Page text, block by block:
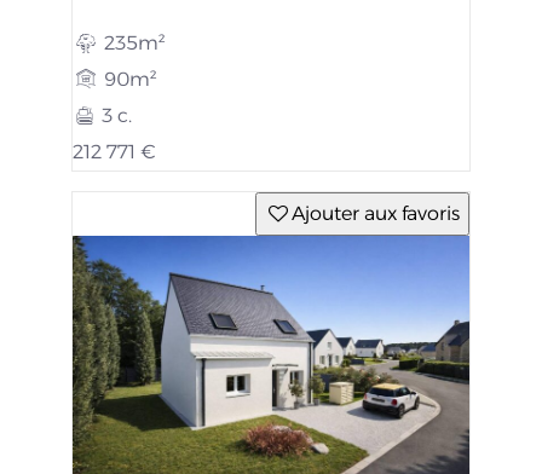
235m²
90m²
3 c.
212 771 €
Ajouter aux favoris